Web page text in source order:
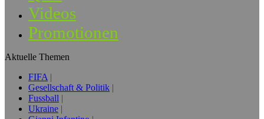
Videos
Promotionen
Aktuelle Themen
FIFA
Gesellschaft & Politik
Fussball
Ukraine